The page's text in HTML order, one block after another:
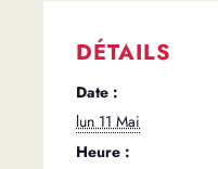
DÉTAILS
Date :
lun 11 Mai
Heure :